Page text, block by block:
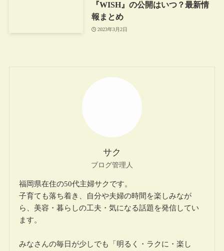
『WISH』の公開はいつ？最新情
報まとめ
2023年3月2日
サク
ブログ管理人
福岡県在住の50代主婦サクです。
子育ても落ち着き、自分や夫婦の時間を楽しみなが
ら、美容・暮らしの工夫・気になる話題を発信してい
ます。
みなさんの毎日が少しでも「明るく・ラクに・楽し